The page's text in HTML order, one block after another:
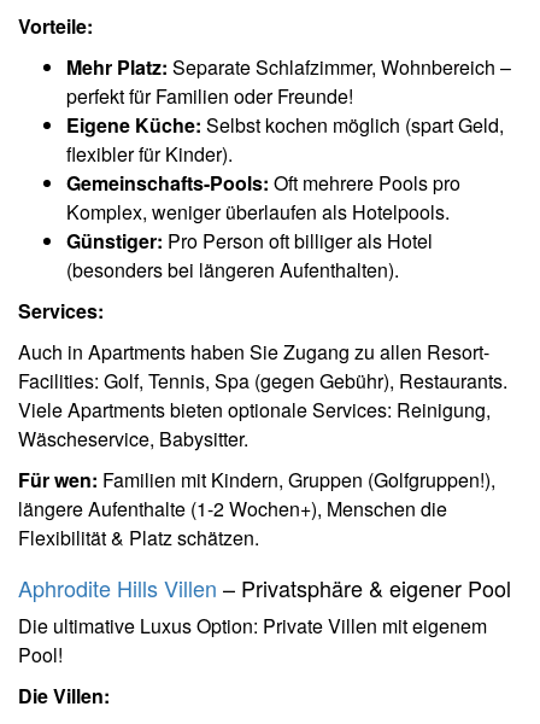
Vorteile:
Mehr Platz: Separate Schlafzimmer, Wohnbereich –
perfekt für Familien oder Freunde!
Eigene Küche: Selbst kochen möglich (spart Geld,
flexibler für Kinder).
Gemeinschafts-Pools: Oft mehrere Pools pro
Komplex, weniger überlaufen als Hotelpools.
Günstiger: Pro Person oft billiger als Hotel
(besonders bei längeren Aufenthalten).
Services:
Auch in Apartments haben Sie Zugang zu allen Resort-
Facilities: Golf, Tennis, Spa (gegen Gebühr), Restaurants.
Viele Apartments bieten optionale Services: Reinigung,
Wäscheservice, Babysitter.
Für wen: Familien mit Kindern, Gruppen (Golfgruppen!),
längere Aufenthalte (1-2 Wochen+), Menschen die
Flexibilität & Platz schätzen.
Aphrodite Hills Villen – Privatsphäre & eigener Pool
Die ultimative Luxus Option: Private Villen mit eigenem
Pool!
Die Villen: